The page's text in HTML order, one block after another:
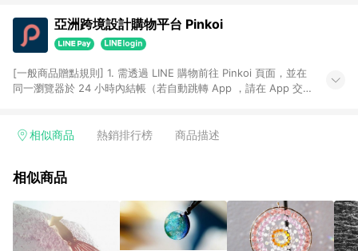
亞洲跨境設計購物平台 Pinkoi
[一般商品贈點規則] 1. 需透過 LINE 購物前往 Pinkoi 頁面，並在
同一瀏覽器於 24 小時內結帳（若自動跳轉 App ，請在 App 交
回饋訂單不得享有 Pinkoi 站方優惠，例如首購優惠，P coins，
行為，不具贈點資格，部分退款不在此限。 6. APP 請更新至
貨後 45 天後發送。 8. 群眾募資商品，禮物卡，開館保證金，補
運費，攤位費等不具贈點資格。 9. LINE 購物站上之商品規格、
顏色、價位、贈品如與 Pinkoi 商品資訊頁及購物車不符，以
相似商品 熱銷排行榜 商品描述
相似商品